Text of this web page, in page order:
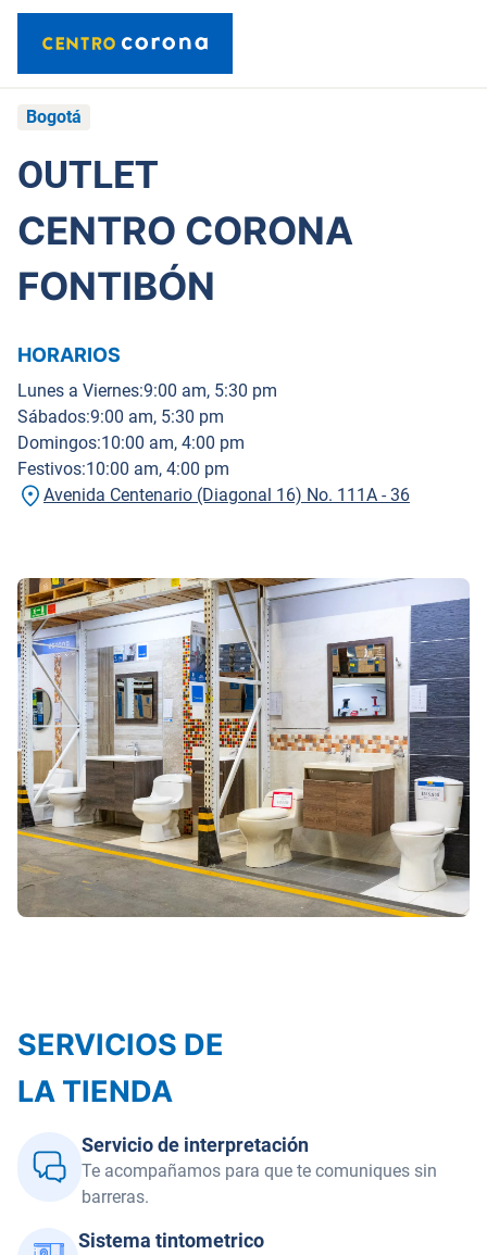
Bogotá
OUTLET
CENTRO CORONA
FONTIBÓN
HORARIOS
Lunes a Viernes:9:00 am, 5:30 pm
Sábados:9:00 am, 5:30 pm
Domingos:10:00 am, 4:00 pm
Festivos:10:00 am, 4:00 pm
Avenida Centenario (Diagonal 16) No. 111A - 36
SERVICIOS DE
LA TIENDA
Servicio de interpretación
Te acompañamos para que te comuniques sin
barreras.
Sistema tintometrico